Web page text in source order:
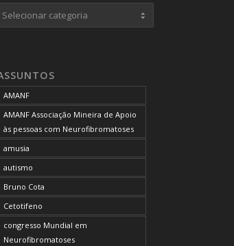
Categorias
AMANF
AMANF Associação Mineira de Apoio
às pessoas com Neurofibromatoses
amusia
autismo
Bruno Cota
Cetotifeno
congresso Mundial em
Neurofibromatoses